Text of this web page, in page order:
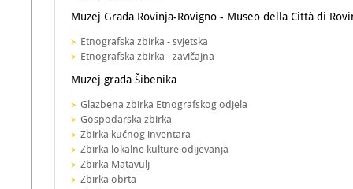
Muzej Grada Rovinja-Rovigno - Museo della Città di
Etnografska zbirka - svjetska
Etnografska zbirka - zavičajna
Muzej grada Šibenika
Glazbena zbirka Etnografskog odjela
Gospodarska zbirka
Zbirka kućnog inventara
Zbirka lokalne kulture odijevanja
Zbirka Matavulj
Zbirka obrta